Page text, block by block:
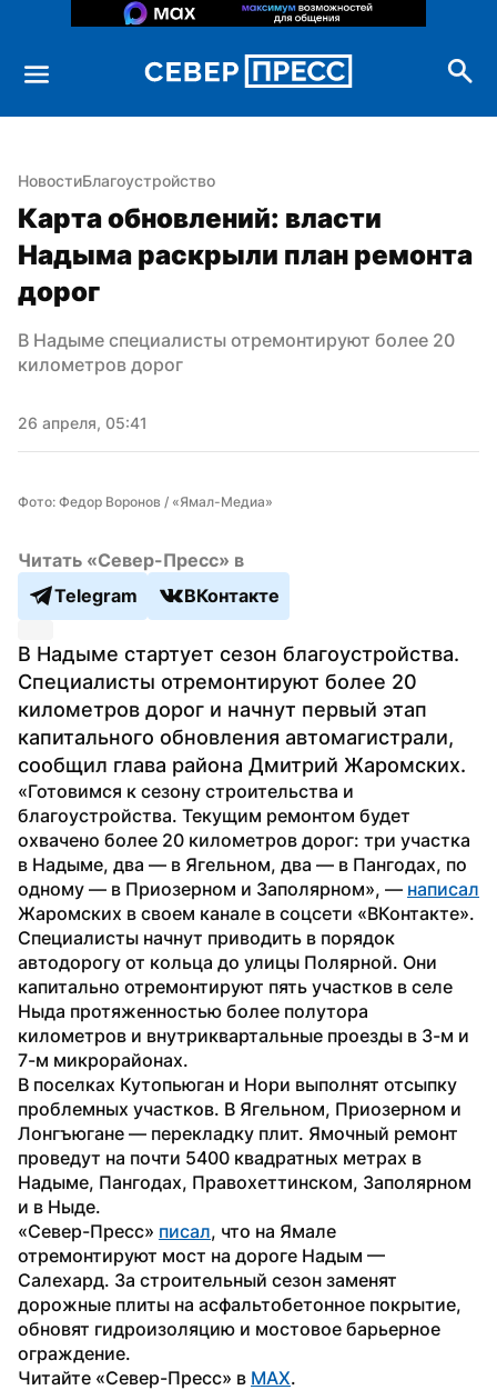
НовостиБлагоустройство
Карта обновлений: власти
Надыма раскрыли план ремонта
дорог
В Надыме специалисты отремонтируют более 20
километров дорог
26 апреля, 05:41
Фото: Федор Воронов / «Ямал-Медиа»
Читать «Север-Пресс» в
Telegram
ВКонтакте
В Надыме стартует сезон благоустройства.
Специалисты отремонтируют более 20
километров дорог и начнут первый этап
капитального обновления автомагистрали,
сообщил глава района Дмитрий Жаромских.
«Готовимся к сезону строительства и
благоустройства. Текущим ремонтом будет
охвачено более 20 километров дорог: три участка
в Надыме, два — в Ягельном, два — в Пангодах, по
одному — в Приозерном и Заполярном», — написал
Жаромских в своем канале в соцсети «ВКонтакте».
Специалисты начнут приводить в порядок
автодорогу от кольца до улицы Полярной. Они
капитально отремонтируют пять участков в селе
Ныда протяженностью более полутора
километров и внутриквартальные проезды в 3-м и
7-м микрорайонах.
В поселках Кутопьюган и Нори выполнят отсыпку
проблемных участков. В Ягельном, Приозерном и
Лонгъюгане — перекладку плит. Ямочный ремонт
проведут на почти 5400 квадратных метрах в
Надыме, Пангодах, Правохеттинском, Заполярном
и в Ныде.
«Север-Пресс» писал, что на Ямале
отремонтируют мост на дороге Надым —
Салехард. За строительный сезон заменят
дорожные плиты на асфальтобетонное покрытие,
обновят гидроизоляцию и мостовое барьерное
ограждение.
Читайте «Север-Пресс» в MAX.